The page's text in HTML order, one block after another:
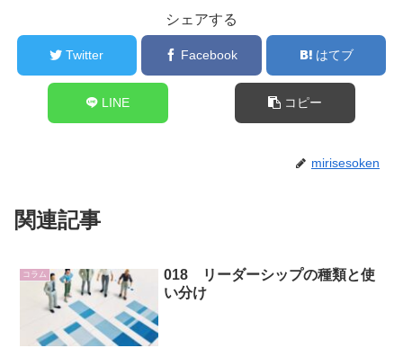
シェアする
Twitter Facebook はてブ
LINE コピー
mirisesoken
関連記事
コラム
018 リーダーシップの種類と使
い分け